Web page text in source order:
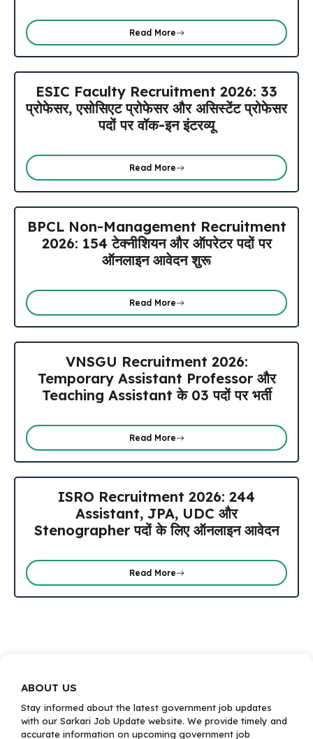
Read More
ESIC Faculty Recruitment 2026: 33
प्रोफेसर, एसोसिएट प्रोफेसर और असिस्टेंट प्रोफेसर
पदों पर वॉक-इन इंटरव्यू
Read More
BPCL Non-Management Recruitment
2026: 154 टेक्नीशियन और ऑपरेटर पदों पर
ऑनलाइन आवेदन शुरू
Read More
VNSGU Recruitment 2026:
Temporary Assistant Professor और
Teaching Assistant के 03 पदों पर भर्ती
Read More
ISRO Recruitment 2026: 244
Assistant, JPA, UDC और
Stenographer पदों के लिए ऑनलाइन आवेदन
Read More
ABOUT US
Stay informed about the latest government job updates
with our Sarkari Job Update website. We provide timely and
accurate information on upcoming government job